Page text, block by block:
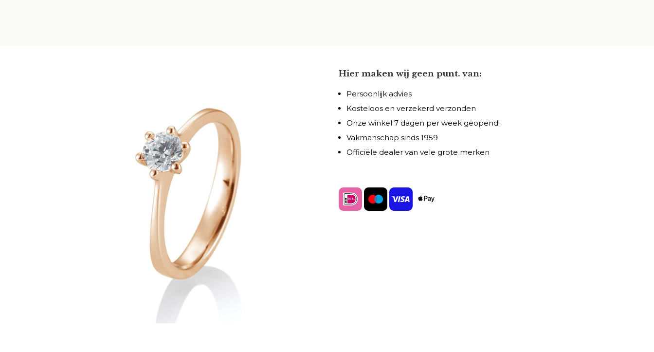
Hier maken wij geen punt. van:
Persoonlijk advies
Kosteloos en verzekerd verzonden
Onze winkel 7 dagen per week geopend!
Vakmanschap sinds 1959
Officiële dealer van vele grote merken